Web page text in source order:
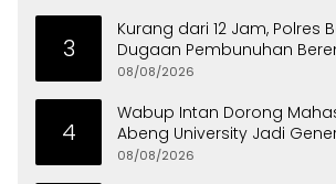
3
Kurang dari 12 Jam, Polres
Dugaan Pembunuhan
Tersangka Diciduk di
08/08/2026
4
Wabup Intan Dorong
Abeng University Jadi
08/08/2026